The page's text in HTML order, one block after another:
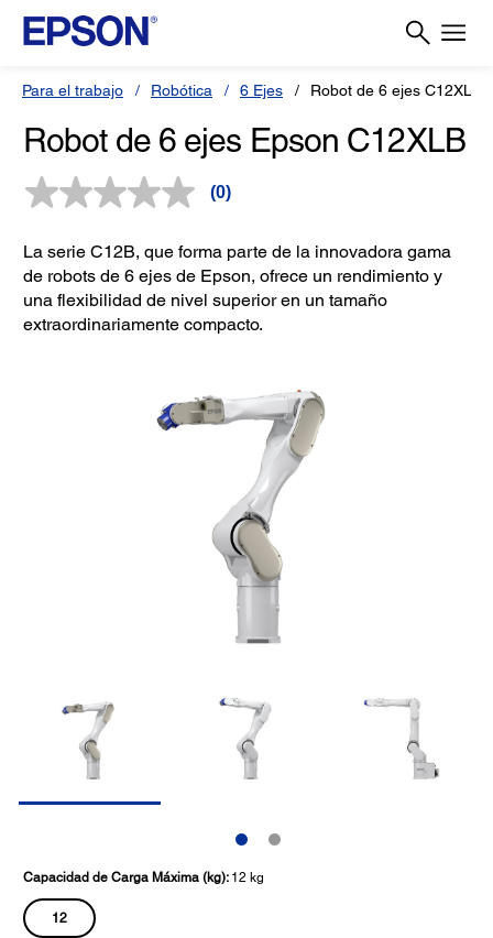
Para el trabajo Robótica 6 Ejes Robot de 6 ejes C12XLB
Robot de 6 ejes Epson C12XLB
Sin
en
la
misma
página.
(0)
La serie C12B, que forma parte de la innovadora gama
de robots de 6 ejes de Epson, ofrece un rendimiento y
una flexibilidad de nivel superior en un tamaño
extraordinariamente compacto.
Capacidad de Carga Máxima (kg): 12 kg
12